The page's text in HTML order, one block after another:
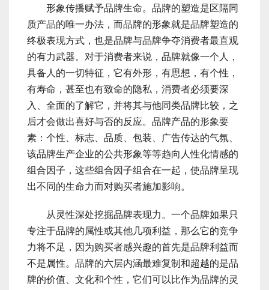
形象传播赋予品牌生命。品牌的塑造是区隔同
质产品的唯一办法，而品牌的形象就是品牌塑造的
终极表现方式，也是品牌与品牌争夺消费者最直观
的有力武器。对于消费者来说，品牌就像一个人，
具备人的一切特征，它有外形，有思想，有个性，
有寿命，甚至也有致命的隐私，消费者必须要深
入、全面的了解它，并将其与他同类品牌比较，之
后才会做出喜好与否的反应。品牌产品的形象要
素：个性、标志、品质、包装、广告传达的气氛、
该品牌生产企业的公共形象等等趋向人性化情感的
组合因子，这些组合因子组合在一起，使品牌呈现
出不同的生命力而对购买者施加影响。
从灵性深处挖掘品牌表现力。一个品牌如果只
专注于品牌的属性或其他几项利益，那么它的竞争
力将不足，因为购买者感兴趣的首先是品牌利益而
不是属性。品牌的六层内涵最难复制和超越的是品
牌的价值、文化和个性，它们可以比作为品牌的灵